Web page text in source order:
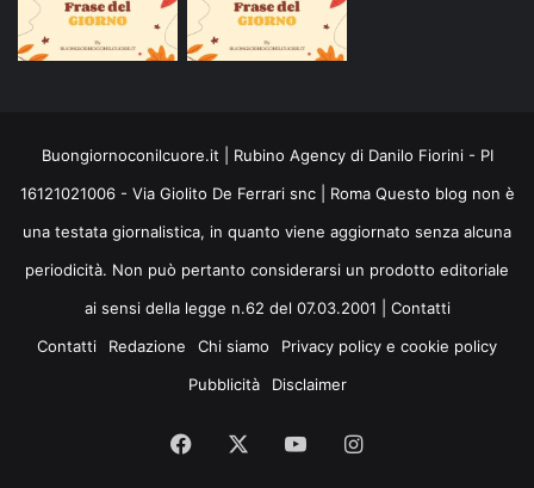
Buongiornoconilcuore.it | Rubino Agency di Danilo Fiorini - PI
16121021006 - Via Giolito De Ferrari snc | Roma Questo blog non è
una testata giornalistica, in quanto viene aggiornato senza alcuna
periodicità. Non può pertanto considerarsi un prodotto editoriale
ai sensi della legge n.62 del 07.03.2001 | Contatti
Contatti
Redazione Chi siamo
Privacy policy e cookie policy
Pubblicità
Disclaimer